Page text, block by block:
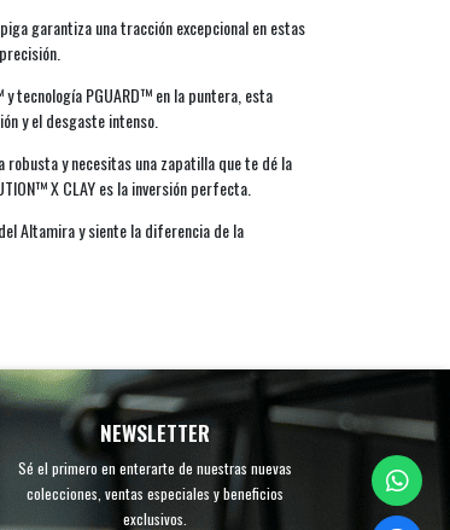
garantiza una tracción excepcional en estas
tecnología PGUARD™ en la puntera, esta
y el desgaste intenso.
robusta y necesitas una zapatilla que te dé la
X CLAY es la inversión perfecta.
Altamira y siente la diferencia de la
NEWSLETTER
Sé el primero en enterarte de nuestras nuevas
colecciones, ventas especiales y beneficios
exclusivos.